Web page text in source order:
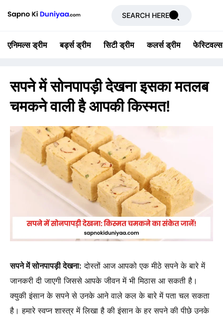
SEARCH HERE
एनिमल्स ड्रीम बर्ड्स ड्रीम सिटी ड्रीम कलर्स ड्रीम फेस्टिवल्स
सपने में सोनपापड़ी देखना इसका मतलब
चमकने वाली है आपकी किस्मत!
सपने में सोनपापड़ी देखना: दोस्तों आज आपको एक मीठे सपने के बारे में
जानकरी दी जाएगी जिससे आपके जीवन में भी मिठास आ सकती है।
क्युकी इंसान के सपने से उनके आने वाले कल के बारे में पता चल सकता
है। हमारे स्वप्न शास्त्र में लिखा है की इंसान के हर सपने की पीछे उनके